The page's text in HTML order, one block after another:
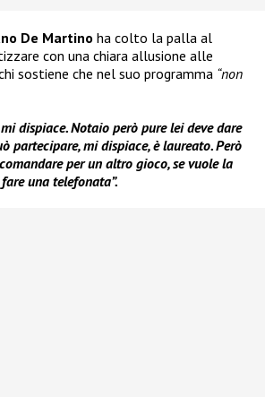
De Martino ha colto la palla al
con una chiara allusione alle
sostiene che nel suo programma “non
dispiace. Notaio però pure lei deve dare
partecipare, mi dispiace, è laureato. Però
per un altro gioco, se vuole la
una telefonata”.